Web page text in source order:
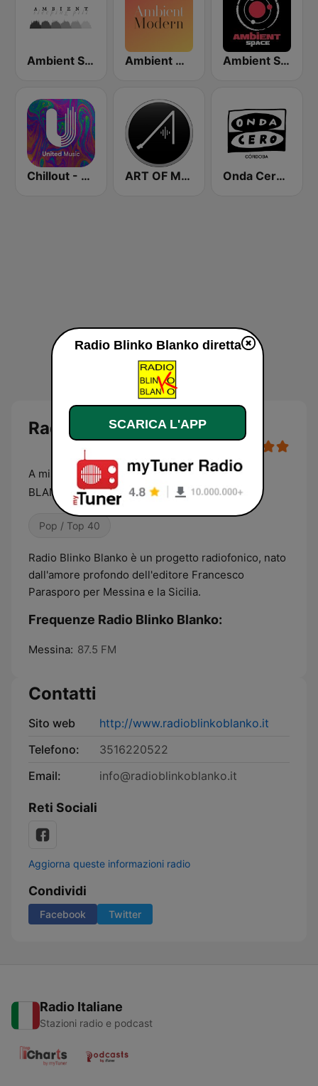
Ambient Sleeping Pill Ambient Modern Ambient Space Radio
Chillout - United Music ART OF MUSIC Onda Cero Córdoba
Radio Blinko Blanko diretta
A missina non c'era nenti...adesso c'è BLINKO
BLANKO la radio della tua città!
Pop / Top 40
Radio Blinko Blanko è un progetto radiofonico, nato
dall'amore profondo dell'editore Francesco
Parasporo per Messina e la Sicilia.
Frequenze Radio Blinko Blanko:
Messina: 87.5 FM
Contatti
Sito web
http://www.radioblinkoblanko.it
Telefono:
3516220522
Email:
info@radioblinkoblanko.it
Reti Sociali
Aggiorna queste informazioni radio
Condividi
Facebook Twitter
Radio Italiane
Stazioni radio e podcast
Radio Blinko Blanko diretta
SCARICA L'APP